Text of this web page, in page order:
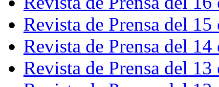
Revista de Prensa del
Revista de Prensa del
Revista de Prensa del